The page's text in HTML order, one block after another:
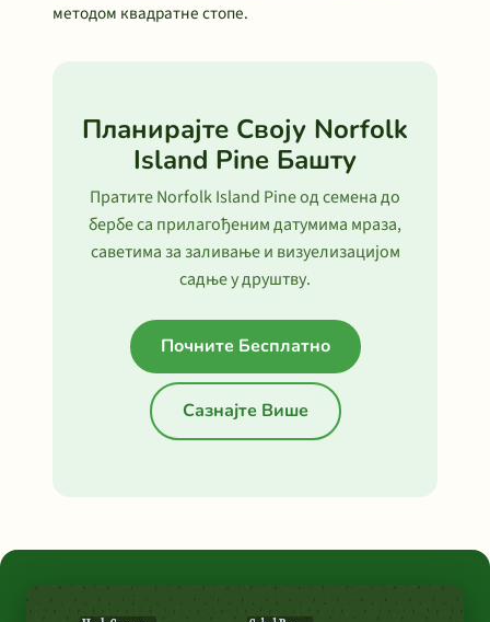
методом квадратне стопе.
Планирајте Своју Norfolk
Island Pine Башту
Пратите Norfolk Island Pine од семена до
бербе са прилагођеним датумима мраза,
саветима за заливање и визуелизацијом
садње у друштву.
Почните Бесплатно
Сазнајте Више